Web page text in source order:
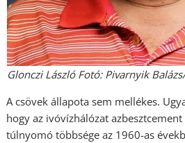
Glonczi László Fotó: Pivarnyik
A csövek állapota sem mellékes.
hogy az ivóvízhálózat
túlnyomó többsége az 1960-as